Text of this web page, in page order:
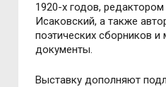
1920-х годов,
Исаковский, а также
поэтических сборников и
документы.
Выставку дополняют